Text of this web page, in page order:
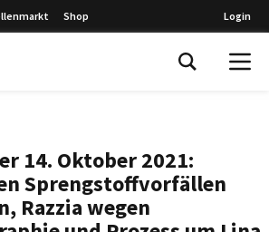
Shop Login
14. Oktober 2021:
Sprengstoffvorfällen
Razzia wegen